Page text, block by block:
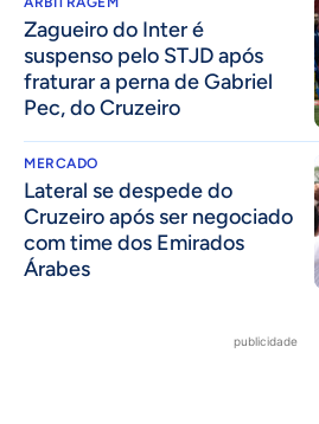
Zagueiro do Inter é
suspenso pelo STJD após
fraturar a perna de Gabriel
Pec, do Cruzeiro
MERCADO
Lateral se despede do
Cruzeiro após ser negociado
com time dos Emirados
Árabes
publicidade